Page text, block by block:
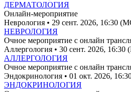
ДЕРМАТОЛОГИЯ
Онлайн-мероприятие
Неврология • 29 сент. 2026, 16:30
НЕВРОЛОГИЯ
Очное мероприятие с онлайн
Аллергология • 30 сент. 2026,
АЛЛЕРГОЛОГИЯ
Очное мероприятие с онлайн
Эндокринология • 01 окт. 2026,
ЭНДОКРИНОЛОГИЯ